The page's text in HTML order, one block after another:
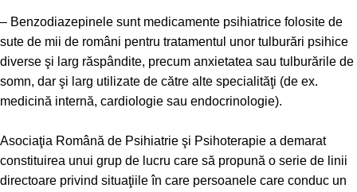
– Benzodiazepinele sunt medicamente psihiatrice folosite de
sute de mii de români pentru tratamentul unor tulburări psihice
diverse şi larg răspândite, precum anxietatea sau tulburările de
somn, dar şi larg utilizate de către alte specialităţi (de ex.
medicină internă, cardiologie sau endocrinologie).
Asociaţia Română de Psihiatrie şi Psihoterapie a demarat
constituirea unui grup de lucru care să propună o serie de linii
directoare privind situaţiile în care persoanele care conduc un